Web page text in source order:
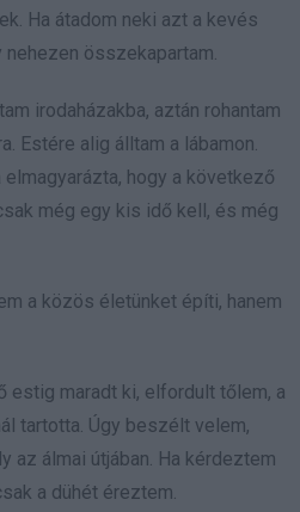
Ha átadom neki azt a kevés
összekapartam.
irodaházakba, aztán rohantam
Estére alig álltam a lábamon.
hogy a következő
még egy kis idő kell, és még
a közös életünket építi, hanem
estig maradt ki, elfordult tőlem, a
tartotta. Úgy beszélt velem,
az álmai útjában. Ha kérdeztem
a dühét éreztem.